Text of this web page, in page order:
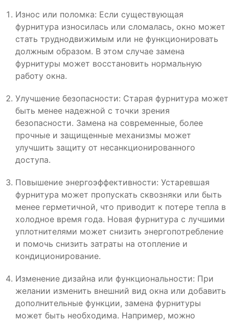
Износ или поломка: Если существующая
фурнитура износилась или сломалась, окно может
стать труднодвижимым или не функционировать
должным образом. В этом случае замена
фурнитуры может восстановить нормальную
работу окна.
Улучшение безопасности: Старая фурнитура может
быть менее надежной с точки зрения
безопасности. Замена на современные, более
прочные и защищенные механизмы может
улучшить защиту от несанкционированного
доступа.
Повышение энергоэффективности: Устаревшая
фурнитура может пропускать сквозняки или быть
менее герметичной, что приводит к потере тепла в
холодное время года. Новая фурнитура с лучшими
уплотнителями может снизить энергопотребление
и помочь снизить затраты на отопление и
кондиционирование.
Изменение дизайна или функциональности: При
желании изменить внешний вид окна или добавить
дополнительные функции, замена фурнитуры
может быть необходима. Например, можно